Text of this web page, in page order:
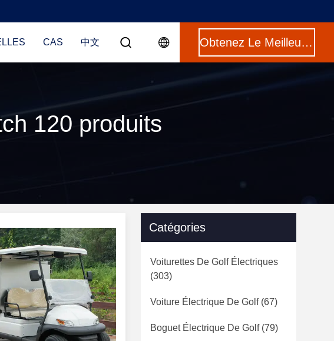
CAS 中文 Obtenez Le Meilleur Prix
120 produits
Catégories
Voiturettes De Golf Électriques
(303)
Voiture Électrique De Golf(67)
Boguet Électrique De Golf(79)